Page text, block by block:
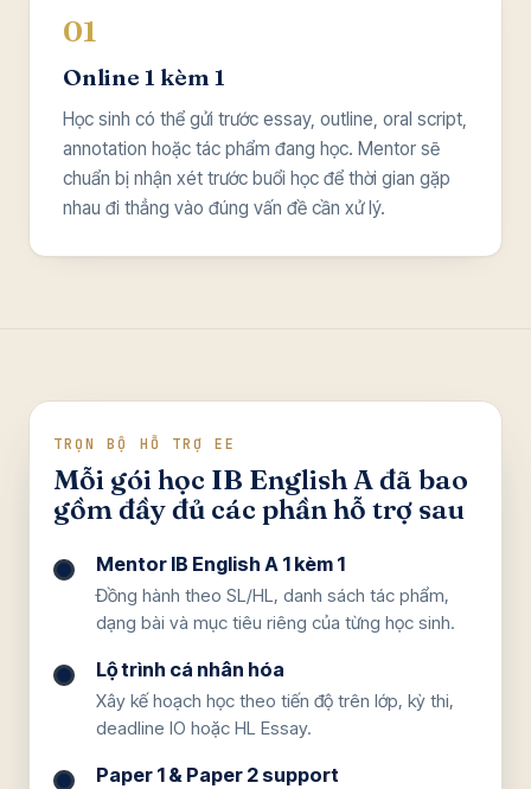
01
Online 1 kèm 1
Học sinh có thể gửi trước essay, outline, oral script,
annotation hoặc tác phẩm đang học. Mentor sẽ
chuẩn bị nhận xét trước buổi học để thời gian gặp
nhau đi thẳng vào đúng vấn đề cần xử lý.
TRỌN BỘ HỖ TRỢ EE
Mỗi gói học IB English A đã bao
gồm đầy đủ các phần hỗ trợ sau
Mentor IB English A 1 kèm 1
Đồng hành theo SL/HL, danh sách tác phẩm,
dạng bài và mục tiêu riêng của từng học sinh.
Lộ trình cá nhân hóa
Xây kế hoạch học theo tiến độ trên lớp, kỳ thi,
deadline IO hoặc HL Essay.
Paper 1 & Paper 2 support